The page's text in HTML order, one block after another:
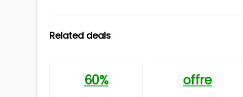
Related deals
60% offre